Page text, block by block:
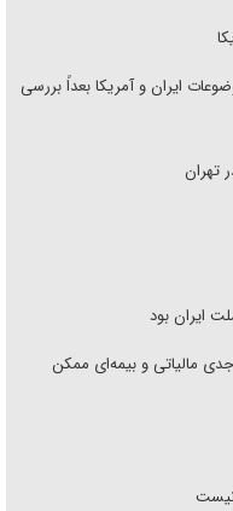
ایران و آمریکا بعداً بررسی
تهران
ایران بود
مالیاتی و بیمه‌ای ممکن
نیست